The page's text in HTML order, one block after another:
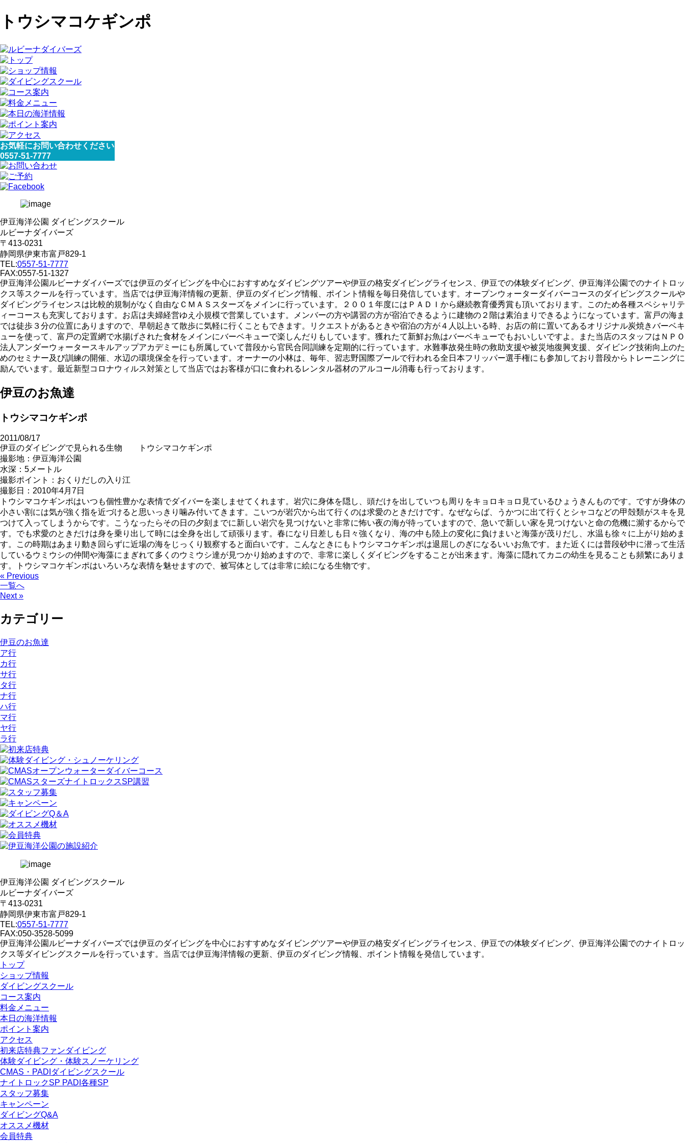
トウシマコケギンポ
お気軽にお問い合わせください
0557-51-7777
伊豆海洋公園 ダイビングスクール
ルビーナダイバーズ
〒413-0231
静岡県伊東市富戸829-1
TEL:0557-51-7777
FAX:0557-51-1327
伊豆海洋公園ルビーナダイバーズでは伊豆のダイビングを中心におすすめなダイビングツアーや伊豆の格安ダイビングライセンス、伊豆での体験ダイビング、伊豆海洋公園でのナイトロッ
クス等スクールを行っています。当店では伊豆海洋情報の更新、伊豆のダイビング情報、ポイント情報を毎日発信しています。オープンウォーターダイバーコースのダイビングスクールや
ダイビングライセンスは比較的規制がなく自由なＣＭＡＳスターズをメインに行っています。２００１年度にはＰＡＤＩから継続教育優秀賞も頂いております。このため各種スペシャリテ
ィーコースも充実しております。お店は夫婦経営ゆえ小規模で営業しています。メンバーの方や講習の方が宿泊できるように建物の２階は素泊まりできるようになっています。富戸の海ま
では徒歩３分の位置にありますので、早朝起きて散歩に気軽に行くこともできます。リクエストがあるときや宿泊の方が４人以上いる時、お店の前に置いてあるオリジナル炭焼きバーベキ
ューを使って、富戸の定置網で水揚げされた食材をメインにバーベキューで楽しんだりもしています。獲れたて新鮮お魚はバーベキューでもおいしいですよ。また当店のスタッフはＮＰＯ
法人アンダーウォータースキルアップアカデミーにも所属していて普段から官民合同訓練を定期的に行っています。水難事故発生時の救助支援や被災地復興支援、ダイビング技術向上のた
めのセミナー及び訓練の開催、水辺の環境保全を行っています。オーナーの小林は、毎年、習志野国際プールで行われる全日本フリッパー選手権にも参加しており普段からトレーニングに
励んでいます。最近新型コロナウィルス対策として当店ではお客様が口に食われるレンタル器材のアルコール消毒も行っております。
伊豆のお魚達
トウシマコケギンポ
2011/08/17
伊豆のダイビングで見られる生物 トウシマコケギンポ
撮影地：伊豆海洋公園
水深：5メートル
撮影ポイント：おくりだしの入り江
撮影日：2010年4月7日
トウシマコケギンポはいつも個性豊かな表情でダイバーを楽しませてくれます。岩穴に身体を隠し、頭だけを出していつも周りをキョロキョロ見ているひょうきんものです。ですが身体の
小さい割には気が強く指を近づけると思いっきり噛み付いてきます。こいつが岩穴から出て行くのは求愛のときだけです。なぜならば、うかつに出て行くとシャコなどの甲殻類がスキを見
つけて入ってしまうからです。こうなったらその日の夕刻までに新しい岩穴を見つけないと非常に怖い夜の海が待っていますので、急いで新しい家を見つけないと命の危機に瀕するからで
す。でも求愛のときだけは身を乗り出して時には全身を出して頑張ります。春になり日差しも日々強くなり、海の中も陸上の変化に負けまいと海藻が茂りだし、水温も徐々に上がり始めま
す。この時期はあまり動き回らずに近場の海をじっくり観察すると面白いです。こんなときにもトウシマコケギンポは退屈しのぎになるいいお魚です。また近くには普段砂中に潜って生活
しているウミウシの仲間や海藻にまぎれて多くのウミウシ達が見つかり始めますので、非常に楽しくダイビングをすることが出来ます。海藻に隠れてカニの幼生を見ることも頻繁にありま
す。トウシマコケギンポはいろいろな表情を魅せますので、被写体としては非常に絵になる生物です。
« Previous
一覧へ
Next »
カテゴリー
伊豆のお魚達
ア行
カ行
サ行
タ行
ナ行
ハ行
マ行
ヤ行
ラ行
伊豆海洋公園 ダイビングスクール
ルビーナダイバーズ
〒413-0231
静岡県伊東市富戸829-1
TEL:0557-51-7777
FAX:050-3528-5099
伊豆海洋公園ルビーナダイバーズでは伊豆のダイビングを中心におすすめなダイビングツアーや伊豆の格安ダイビングライセンス、伊豆での体験ダイビング、伊豆海洋公園でのナイトロッ
クス等ダイビングスクールを行っています。当店では伊豆海洋情報の更新、伊豆のダイビング情報、ポイント情報を発信しています。
トップ
ショップ情報
ダイビングスクール
コース案内
料金メニュー
本日の海洋情報
ポイント案内
アクセス
初来店特典ファンダイビング
体験ダイビング・体験スノーケリング
CMAS・PADIダイビングスクール
ナイトロックSP PADI各種SP
スタッフ募集
キャンペーン
ダイビングQ&A
オススメ機材
会員特典